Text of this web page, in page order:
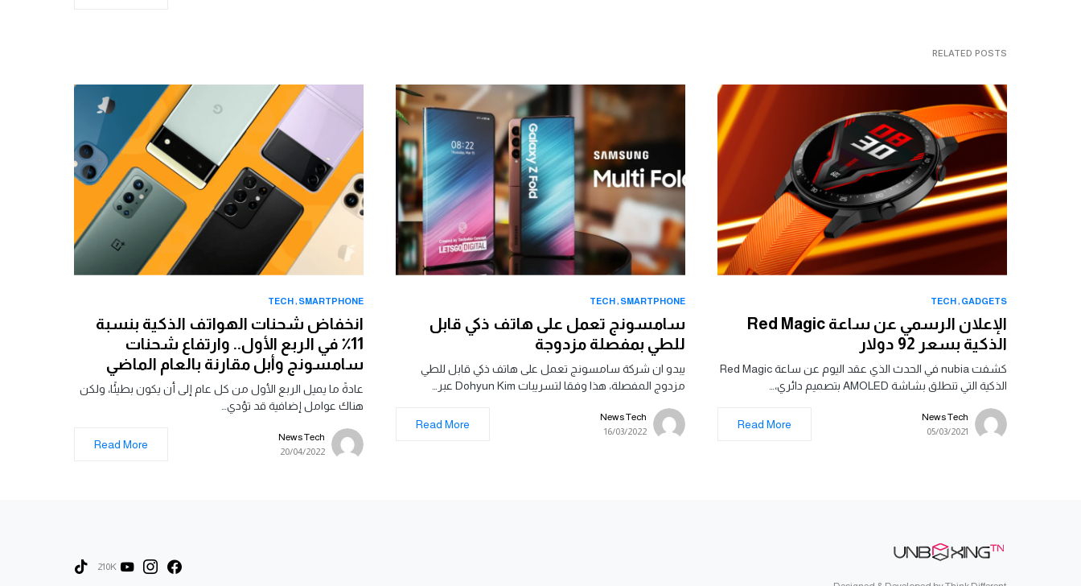
RELATED POSTS
GADGETS
TECH
الإعلان الرسمي عن ساعة Red Magic
الذكية بسعر 92 دولار
كشفت nubia في الحدث الذي عقد اليوم عن ساعة Red Magic
الذكية التي تنطلق بشاشة AMOLED بتصميم دائري،…
News Tech
05/03/2021
Read More
SMARTPHONE
TECH
سامسونج تعمل على هاتف ذكي قابل
للطي بمفصلة مزدوجة
يبدو ان شركة سامسونج تعمل على هاتف ذكي قابل للطي
مزدوج المفصلة، هذا وفقا لتسريبات Dohyun Kim عبر…
News Tech
16/03/2022
Read More
SMARTPHONE
TECH
انخفاض شحنات الهواتف الذكية بنسبة
11٪ في الربع الأول.. وارتفاع شحنات
سامسونج وأبل مقارنة بالعام الماضي
عادةً ما يميل الربع الأول من كل عام إلى أن يكون بطيئًا، ولكن
هناك عوامل إضافية قد تؤدي…
News Tech
20/04/2022
Read More
210K